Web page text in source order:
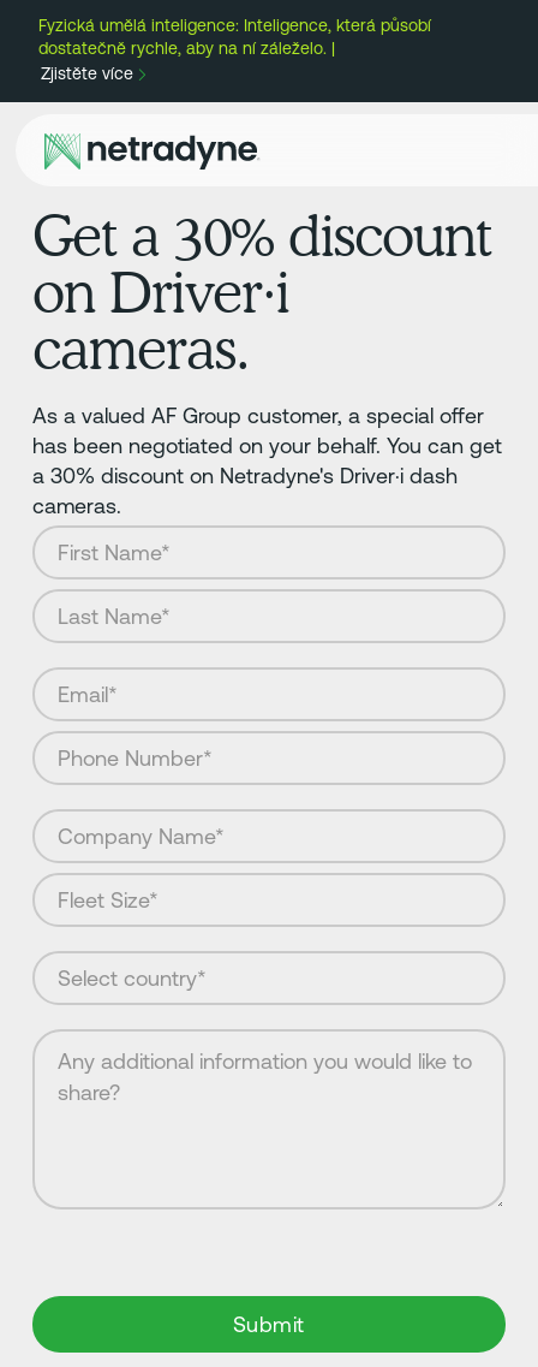
Fyzická umělá inteligence: Inteligence, která působí
dostatečně rychle, aby na ní záleželo. |
Zjistěte více
Get a 30% discount
on Driver·i
cameras.
As a valued AF Group customer, a special offer
has been negotiated on your behalf. You can get
a 30% discount on Netradyne's Driver·i dash
cameras.